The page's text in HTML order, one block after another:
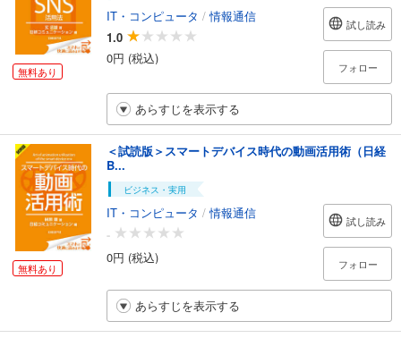
無料あり
IT・コンピュータ /情報通信
1.0
0円 (税込)
試し読み
フォロー
あらすじを表示する
無料あり
＜試読版＞スマートデバイス時代の動画活用術（日経
B...
ビジネス・実用
IT・コンピュータ /情報通信
-
0円 (税込)
試し読み
フォロー
あらすじを表示する